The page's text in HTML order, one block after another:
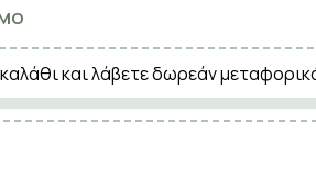
και λάβετε δωρεάν